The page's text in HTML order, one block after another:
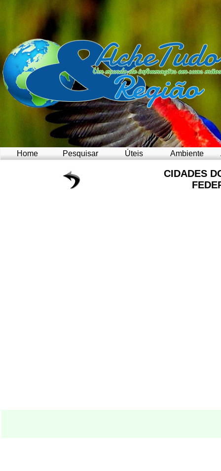
Home Pesquisar Úteis Ambiente
CIDADES